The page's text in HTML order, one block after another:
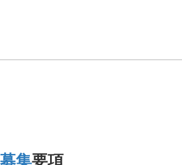
募集要項